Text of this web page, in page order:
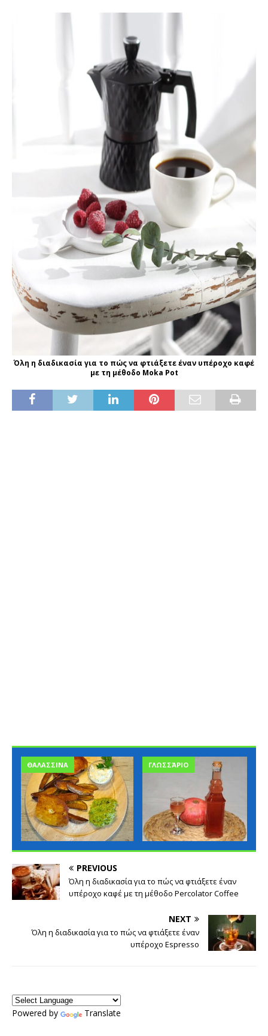
Όλη η διαδικασία για το πώς να φτιάξετε έναν υπέροχο καφέ
με τη μέθοδο Moka Pot
ΘΑΛΑΣΣΙΝΑ ΓΛΩΣΣΆΡΙΟ
PREVIOUS
Όλη η διαδικασία για το πώς να φτιάξετε έναν
υπέροχο καφέ με τη μέθοδο Percolator Coffee
NEXT
Όλη η διαδικασία για το πώς να φτιάξετε έναν
υπέροχο Espresso
Powered by Translate